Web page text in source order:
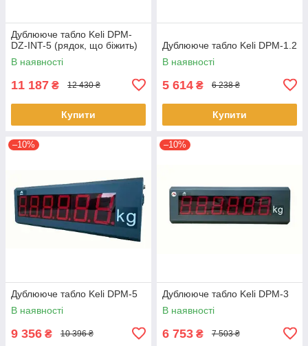
Дублююче табло Keli DPM-
DZ-INT-5 (рядок, що біжить)
В наявності
11 187 ₴ 12 430 ₴
Купити
Дублююче табло Keli DPM-1.2
В наявності
5 614 ₴ 6 238 ₴
Купити
–10%
Дублююче табло Keli DPM-5
В наявності
9 356 ₴ 10 396 ₴
–10%
Дублююче табло Keli DPM-3
В наявності
6 753 ₴ 7 503 ₴